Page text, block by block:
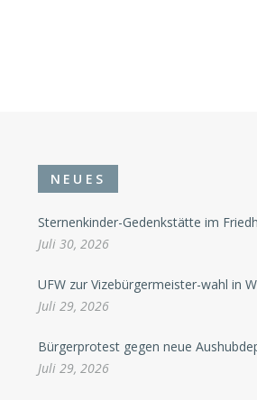
NEUES
Sternenkinder-Gedenkstätte im
Juli 30, 2026
UFW zur Vizebürgermeister-wahl in
Juli 29, 2026
Bürgerprotest gegen neue
Juli 29, 2026